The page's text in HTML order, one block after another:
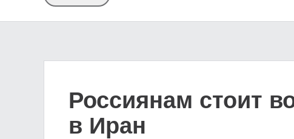
Россиянам стоит
в Иран